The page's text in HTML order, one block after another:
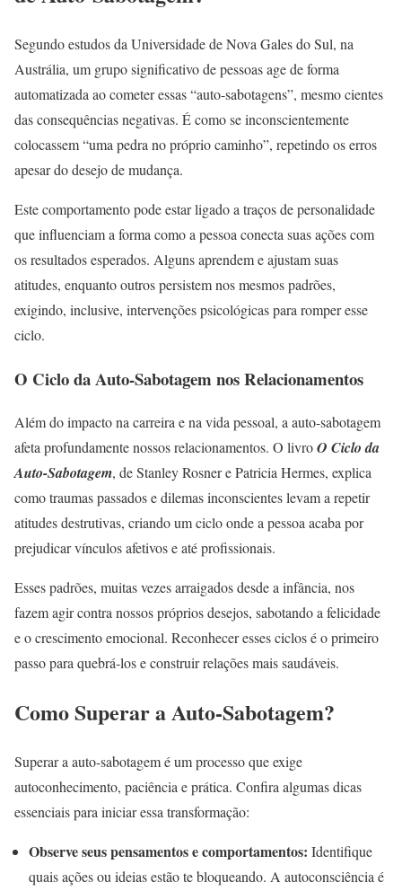
Segundo estudos da Universidade de Nova Gales do Sul, na
Austrália, um grupo significativo de pessoas age de forma
automatizada ao cometer essas “auto-sabotagens”, mesmo cientes
das consequências negativas. É como se inconscientemente
colocassem “uma pedra no próprio caminho”, repetindo os erros
apesar do desejo de mudança.
Este comportamento pode estar ligado a traços de personalidade
que influenciam a forma como a pessoa conecta suas ações com
os resultados esperados. Alguns aprendem e ajustam suas
atitudes, enquanto outros persistem nos mesmos padrões,
exigindo, inclusive, intervenções psicológicas para romper esse
ciclo.
O Ciclo da Auto-Sabotagem nos Relacionamentos
Além do impacto na carreira e na vida pessoal, a auto-sabotagem
afeta profundamente nossos relacionamentos. O livroO Ciclo da
Auto-Sabotagem, de Stanley Rosner e Patricia Hermes, explica
como traumas passados e dilemas inconscientes levam a repetir
atitudes destrutivas, criando um ciclo onde a pessoa acaba por
prejudicar vínculos afetivos e até profissionais.
Esses padrões, muitas vezes arraigados desde a infância, nos
fazem agir contra nossos próprios desejos, sabotando a felicidade
e o crescimento emocional. Reconhecer esses ciclos é o primeiro
passo para quebrá-los e construir relações mais saudáveis.
Como Superar a Auto-Sabotagem?
Superar a auto-sabotagem é um processo que exige
autoconhecimento, paciência e prática. Confira algumas dicas
essenciais para iniciar essa transformação:
Observe seus pensamentos e comportamentos: Identifique
quais ações ou ideias estão te bloqueando. A autoconsciência é